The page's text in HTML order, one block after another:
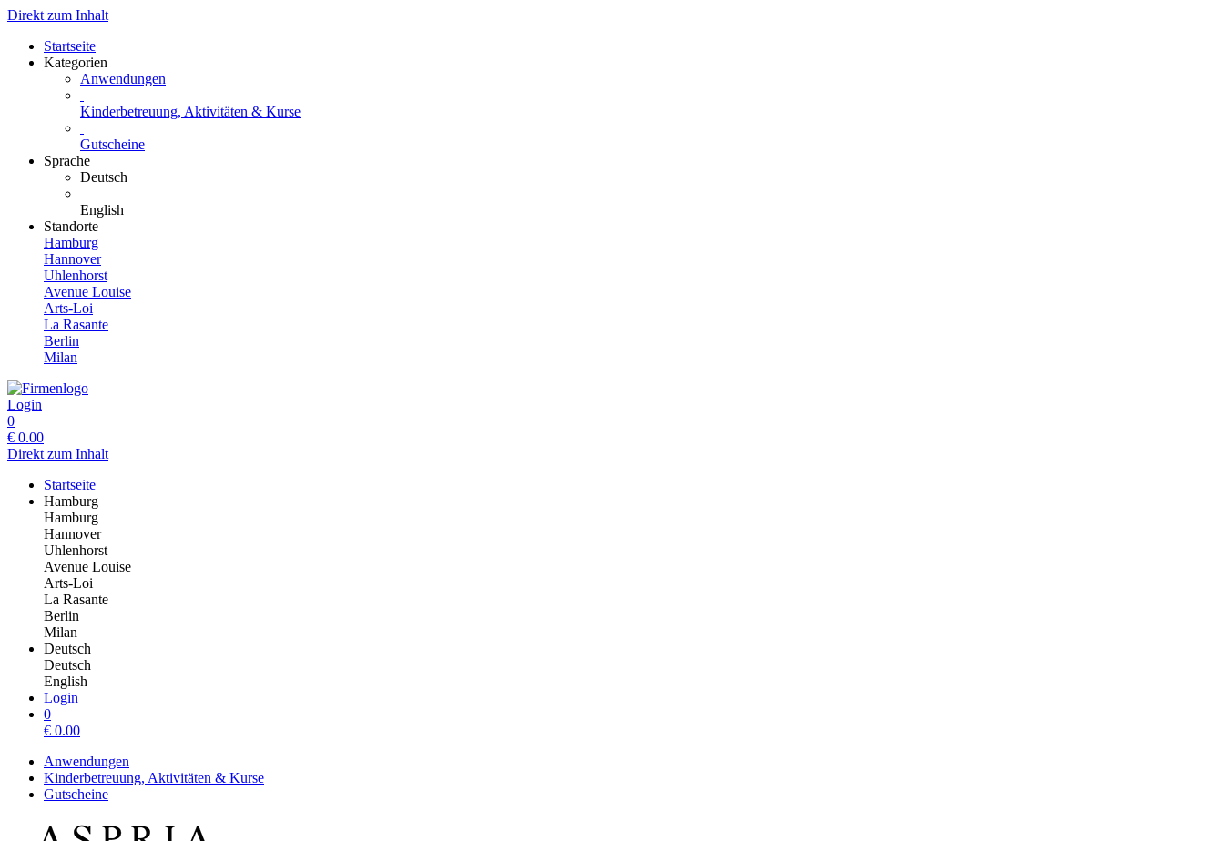
Direkt zum Inhalt
Startseite
Kategorien
Anwendungen
Kinderbetreuung, Aktivitäten & Kurse
Gutscheine
Sprache
Deutsch
English
Standorte
Hamburg
Hannover
Uhlenhorst
Avenue Louise
Arts-Loi
La Rasante
Berlin
Milan
Login
0
€ 0.00
Direkt zum Inhalt
Startseite
Hamburg
Hamburg
Hannover
Uhlenhorst
Avenue Louise
Arts-Loi
La Rasante
Berlin
Milan
Deutsch
Deutsch
English
Login
0
€ 0.00
Anwendungen
Kinderbetreuung, Aktivitäten & Kurse
Gutscheine